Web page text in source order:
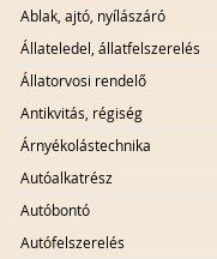
Ablak, ajtó, nyílászáró
Állateledel, állatfelszerelés
Állatorvosi rendelő
Antikvitás, régiség
Árnyékolástechnika
Autóalkatrész
Autóbontó
Autófelszerelés